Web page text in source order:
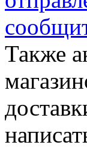
Также